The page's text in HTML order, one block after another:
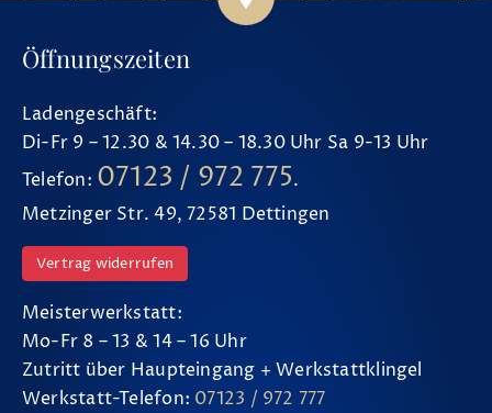
Öffnungszeiten
Ladengeschäft:
Di-Fr 9 – 12.30 & 14.30 – 18.30 Uhr Sa 9-13 Uhr
Telefon: 07123 / 972 775.
Metzinger Str. 49, 72581 Dettingen
Vertrag widerrufen
Meisterwerkstatt:
Mo-Fr 8 – 13 & 14 – 16 Uhr
Zutritt über Haupteingang + Werkstattklingel
Werkstatt-Telefon: 07123 / 972 777